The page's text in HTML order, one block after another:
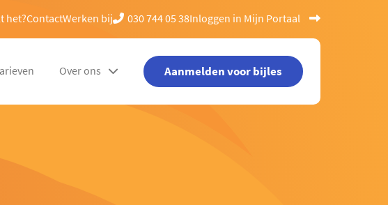
het?ContactWerken bij 030 744 05 38Inloggen in Mijn Portaal
Over ons Aanmelden voor bijles